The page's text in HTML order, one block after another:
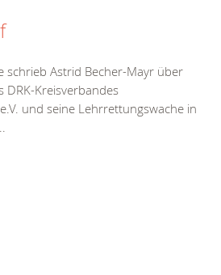
schrieb Astrid Becher-Mayr über
DRK-Kreisverbandes
und seine Lehrrettungswache in